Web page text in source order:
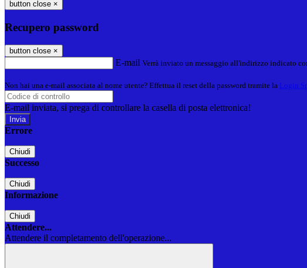
button close ×
Recupero password
button close ×
E-mail Verrà inviato un messaggio all'indirizzo indicato
Non hai una e-mail associata al nome utente? Effettua il reset della password tramite la Login
E-mail inviata, si prega di controllare la casella di posta elettronica!
Errore
Chiudi
Successo
Chiudi
Informazione
Chiudi
Attendere...
Attendere il completamento dell'operazione...